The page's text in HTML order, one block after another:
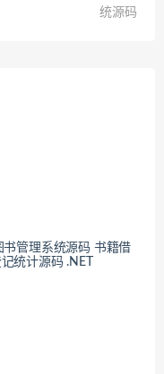
统源码
书管理系统源码 书籍借
统计源码 .NET